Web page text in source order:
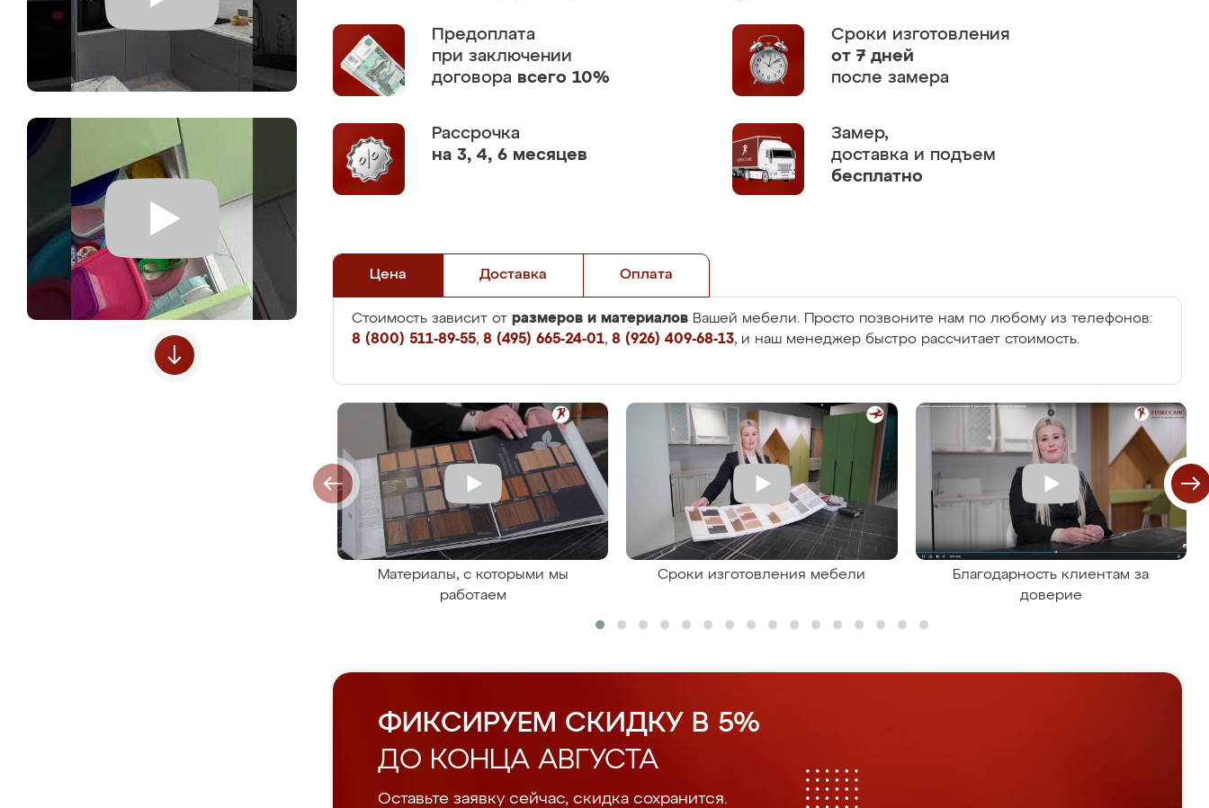
Предоплата
при заключении
договора всего 10%
Сроки изготовления
от 7 дней
после замера
Рассрочка
на 3, 4, 6 месяцев
Замер,
доставка и подъем
бесплатно
Цена Доставка Оплата
Стоимость зависит от размеров и материалов Вашей мебели. Просто позвоните нам по любому из телефонов:
8 (800) 511-89-55, 8 (495) 665-24-01, 8 (926) 409-68-13, и наш менеджер быстро рассчитает стоимость.
Материалы, с которыми мы
работаем
Сроки изготовления мебели
Благодарность клиентам за
доверие
ФИКСИРУЕМ СКИДКУ В 5%
ДО КОНЦА АВГУСТА
Оставьте заявку сейчас, скидка сохранится.